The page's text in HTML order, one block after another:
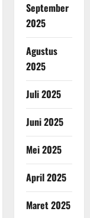
September
2025
Agustus
2025
Juli 2025
Juni 2025
Mei 2025
April 2025
Maret 2025